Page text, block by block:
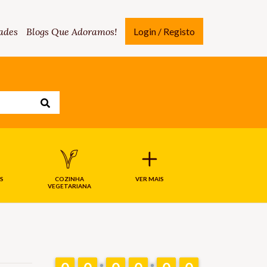
Blogs Que Adoramos! Login / Registo
COZINHA
VEGETARIANA
VER MAIS